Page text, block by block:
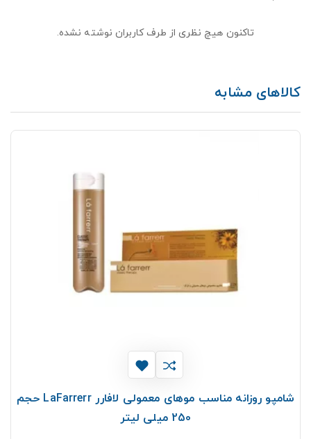
تاکنون هیچ نظری از طرف کاربران نوشته نشده.
کالاهای مشابه
شامپو روزانه مناسب موهای معمولی لافارر LaFarrerr حجم
250 میلی لیتر